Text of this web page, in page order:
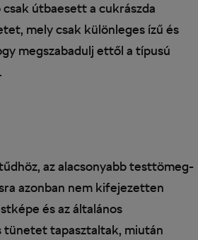
útbaesett a cukrászda
mely csak különleges ízű és
megszabadulj ettől a típusú
az alacsonyabb testtömeg-
azonban nem kifejezetten
és az általános
tünetet tapasztaltak, miután